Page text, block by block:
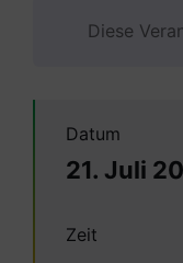
Diese
Datum
21. Juli
Zeit